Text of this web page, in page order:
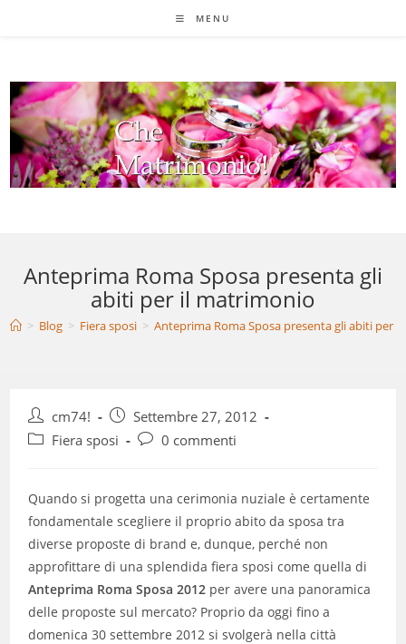
MENU
Anteprima Roma Sposa presenta gli
abiti per il matrimonio
> Blog > Fiera sposi > Anteprima Roma Sposa presenta gli abiti per
Autore
dell'articolo:
cm74!
Articolo
pubblicato:
Settembre 27, 2012
Categoria
Fiera sposi
Commenti
0 commenti
Quando si progetta una cerimonia nuziale è certamente
fondamentale scegliere il proprio abito da sposa tra
diverse proposte di brand e, dunque, perché non
approfittare di una splendida fiera sposi come quella di
Anteprima Roma Sposa 2012 per avere una panoramica
delle proposte sul mercato? Proprio da oggi fino a
domenica 30 settembre 2012 si svolgerà nella città